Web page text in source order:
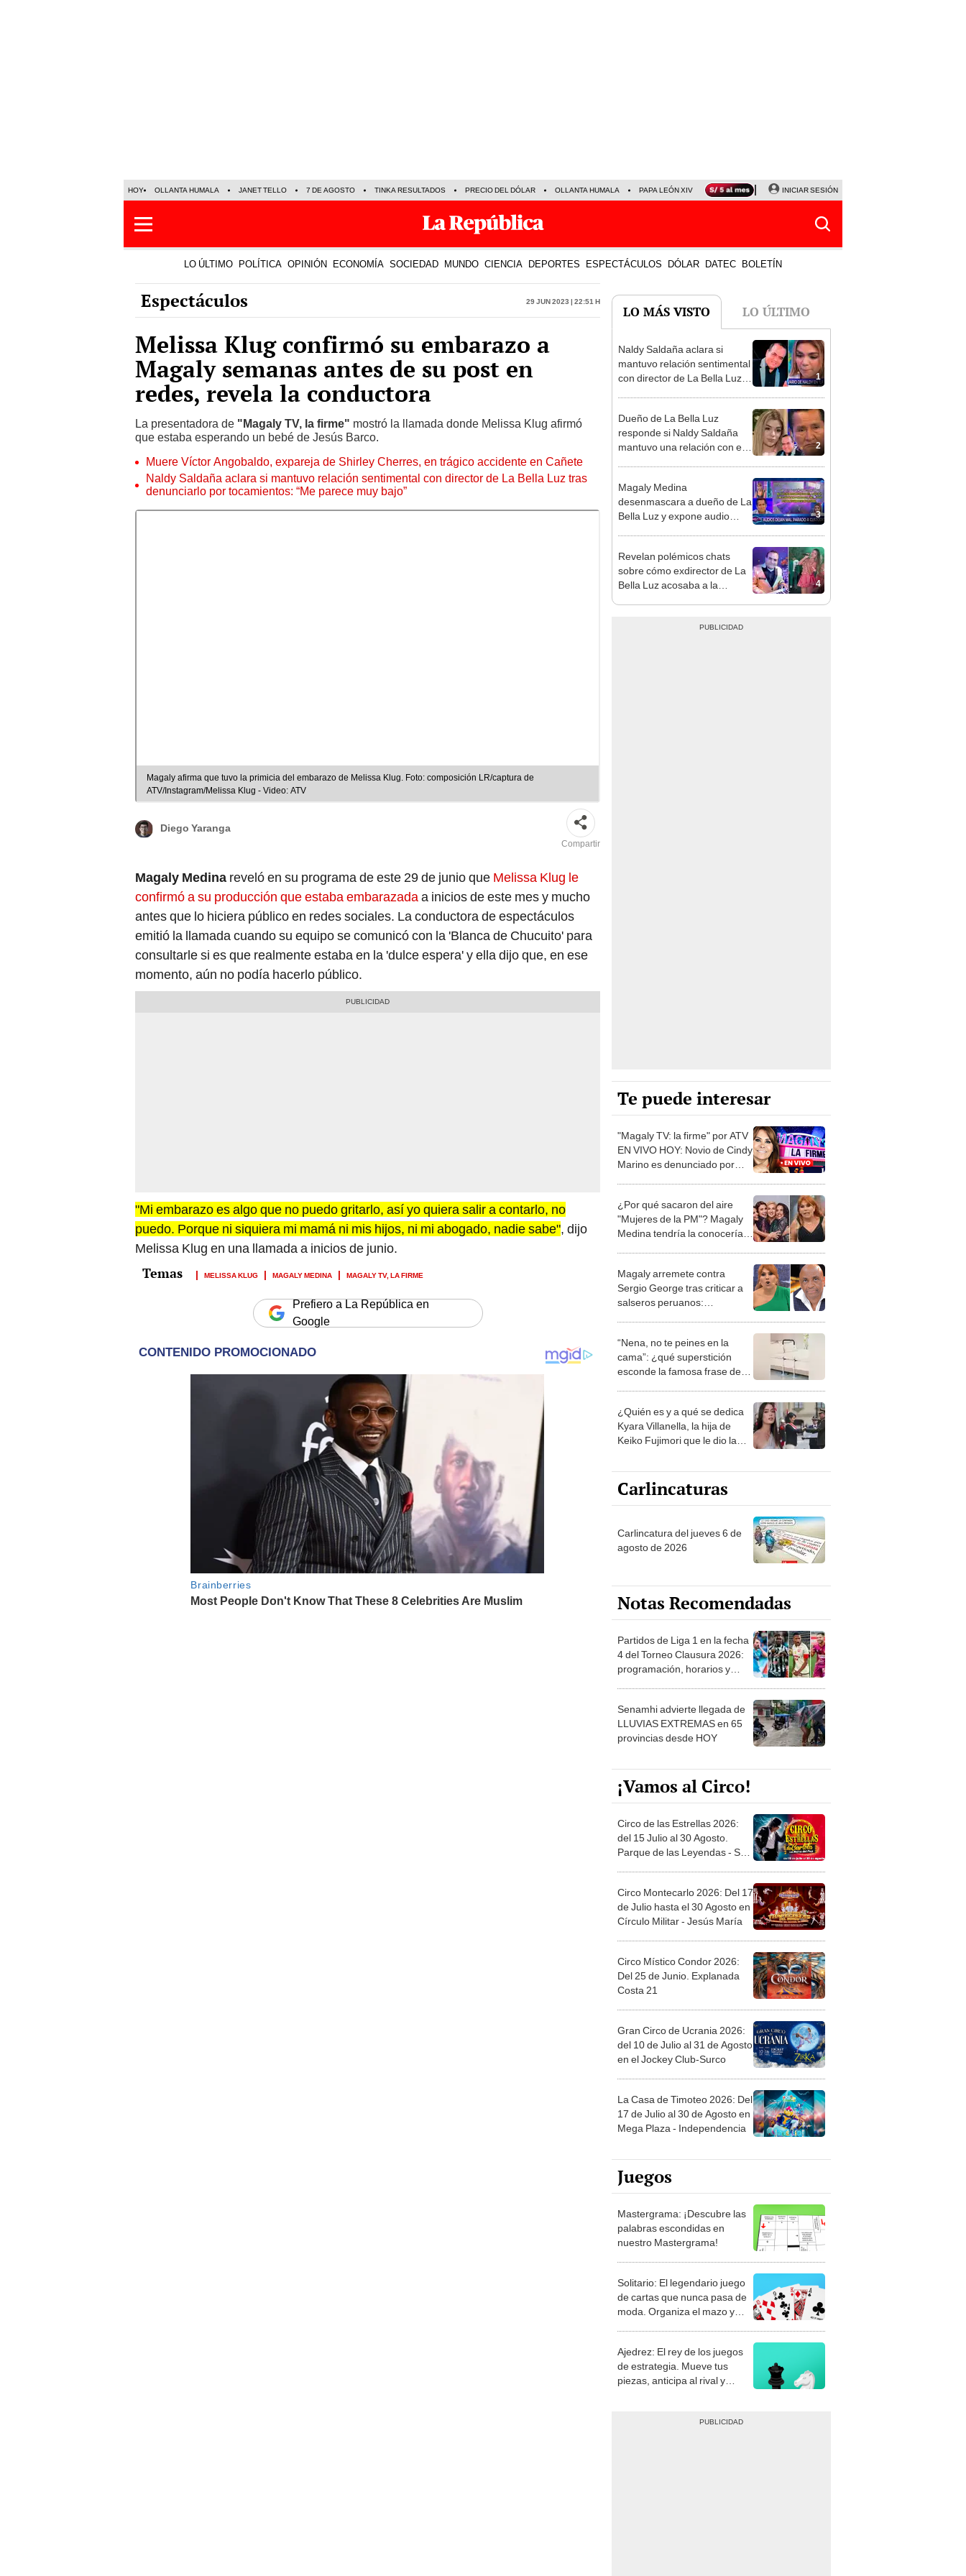
HOY OLLANTA HUMALA JANET TELLO 7 DE AGOSTO TINKA RESULTADOS PRECIO DEL DÓLAR OLLANTA HUMALA PAPA LEÓN XIV NALDY SALDAÑA LA BELLA LUZ
INICIAR SESIÓN
LO ÚLTIMO POLÍTICA OPINIÓN ECONOMÍA SOCIEDAD MUNDO CIENCIA DEPORTES ESPECTÁCULOS DÓLAR DATEC BOLETÍN
Espectáculos 29 Jun 2023 | 22:51 h
Melissa Klug confirmó su embarazo a
Magaly semanas antes de su post en
redes, revela la conductora
La presentadora de "Magaly TV, la firme" mostró la llamada donde Melissa Klug afirmó
que estaba esperando un bebé de Jesús Barco.
Muere Víctor Angobaldo, expareja de Shirley Cherres, en trágico accidente en Cañete
Naldy Saldaña aclara si mantuvo relación sentimental con director de La Bella Luz tras
denunciarlo por tocamientos: “Me parece muy bajo”
Magaly afirma que tuvo la primicia del embarazo de Melissa Klug. Foto: composición LR/captura de
ATV/Instagram/Melissa Klug - Video: ATV
Diego Yaranga
Compartir
Magaly Medina reveló en su programa de este 29 de junio que Melissa Klug le
confirmó a su producción que estaba embarazadaa inicios de este mes y mucho
antes que lo hiciera público en redes sociales. La conductora de espectáculos
emitió la llamada cuando su equipo se comunicó con la 'Blanca de Chucuito' para
consultarle si es que realmente estaba en la 'dulce espera' y ella dijo que, en ese
momento, aún no podía hacerlo público.
"Mi embarazo es algo que no puedo gritarlo, así yo quiera salir a contarlo, no
puedo. Porque ni siquiera mi mamá ni mis hijos, ni mi abogado, nadie sabe", dijo
Melissa Klug en una llamada a inicios de junio.
MELISSA KLUG MAGALY MEDINA MAGALY TV, LA FIRME
Prefiero a La República en
Google
LO MÁS VISTO LO ÚLTIMO
1
Naldy Saldaña aclara si
mantuvo relación sentimental
con director de La Bella Luz
bajo”
2
Dueño de La Bella Luz
responde si Naldy Saldaña
mantuvo una relación con el
3
Magaly Medina
desenmascara a dueño de La
Bella Luz y expone audio
Sánchez
4
Revelan polémicos chats
sobre cómo exdirector de La
Bella Luz acosaba a la
Te puede interesar
"Magaly TV: la firme" por ATV
EN VIVO HOY: Novio de Cindy
Marino es denunciado por
¿Por qué sacaron del aire
"Mujeres de la PM"? Magaly
Medina tendría la conocería la
Magaly arremete contra
Sergio George tras criticar a
salseros peruanos:
“Nena, no te peines en la
cama”: ¿qué superstición
esconde la famosa frase de
¿Quién es y a qué se dedica
Kyara Villanella, la hija de
Keiko Fujimori que le dio la
Carlincaturas
Carlincatura del jueves 6 de
agosto de 2026
Notas Recomendadas
Partidos de Liga 1 en la fecha
4 del Torneo Clausura 2026:
programación, horarios y
Senamhi advierte llegada de
LLUVIAS EXTREMAS en 65
provincias desde HOY
¡Vamos al Circo!
Circo de las Estrellas 2026:
del 15 Julio al 30 Agosto.
Parque de las Leyendas - San
Circo Montecarlo 2026: Del 17
de Julio hasta el 30 Agosto en
Círculo Militar - Jesús María
Circo Místico Condor 2026:
Del 25 de Junio. Explanada
Costa 21
Gran Circo de Ucrania 2026:
del 10 de Julio al 31 de Agosto
en el Jockey Club-Surco
La Casa de Timoteo 2026: Del
17 de Julio al 30 de Agosto en
Mega Plaza - Independencia
Juegos
Mastergrama: ¡Descubre las
palabras escondidas en
nuestro Mastergrama!
Solitario: El legendario juego
de cartas que nunca pasa de
moda. Organiza el mazo y
Ajedrez: El rey de los juegos
de estrategia. Mueve tus
piezas, anticipa al rival y